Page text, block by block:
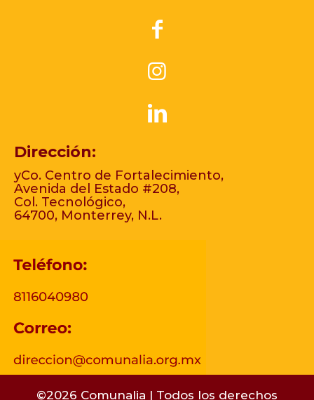
Dirección:
yCo. Centro de Fortalecimiento,
Avenida del Estado #208,
Col. Tecnológico,
64700, Monterrey, N.L.
©2026 Comunalia | Todos los derechos